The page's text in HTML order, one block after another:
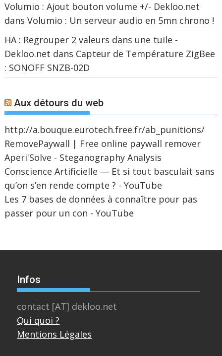
Volumio : Ajout bouton volume +/- Dekloo.net
dansVolumio : Un serveur audio en 5mn chrono !
HA : Regrouper 2 valeurs dans une tuile -
Dekloo.net dans Capteur de Température ZigBee
: SONOFF SNZB-02D
Aux détours du web
http://a.bouque.eurotech.free.fr/ab_punitions/
RemovePaywall | Free online paywall remover
Aperi'Solve - Steganography Analysis
Conscience Artificielle — Et si tout basculait sans
qu’on s’en rende compte ? - YouTube
Les 7 bases de données à connaître pour pas
passer pour un con - YouTube
Infos
contact [AT] dekloo.net
Qui quoi ?
Mentions Légales